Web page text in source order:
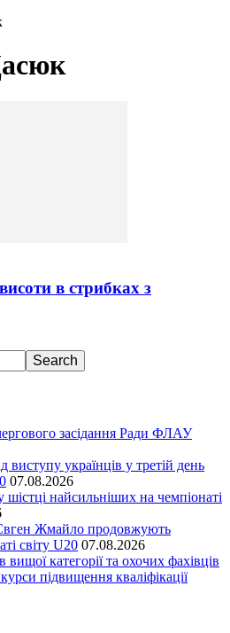
в стрибках з
засідання Ради ФЛАУ
виступу українців у третій день
07.08.2026
найсильніших на чемпіонаті
Жмайло продовжують
світу U20 07.08.2026
категорії та охочих фахівців
підвищення кваліфікації